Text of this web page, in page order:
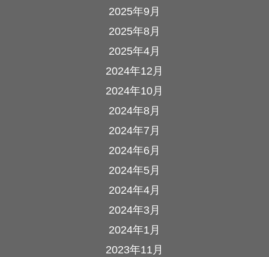
2025年9月
2025年8月
2025年4月
2024年12月
2024年10月
2024年8月
2024年7月
2024年6月
2024年5月
2024年4月
2024年3月
2024年1月
2023年11月